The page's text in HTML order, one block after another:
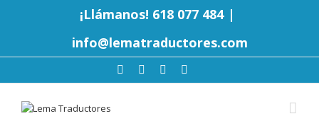
¡Llámanos! 618 077 484 |
info@lematraductores.com